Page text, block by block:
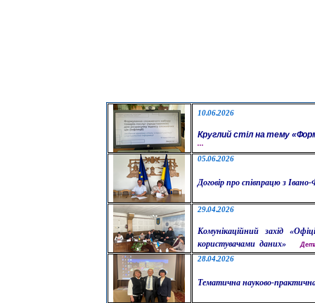
10.06.2026
Круглий стілна тему
...
05.06.2026
Договір про співпрацюз Івано-
29.04.2026
Комунікаційний захід
користувачами даних»
28.04.2026
Тематична науково-